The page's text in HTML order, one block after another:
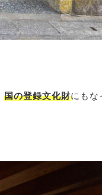
国の登録文化財にもな